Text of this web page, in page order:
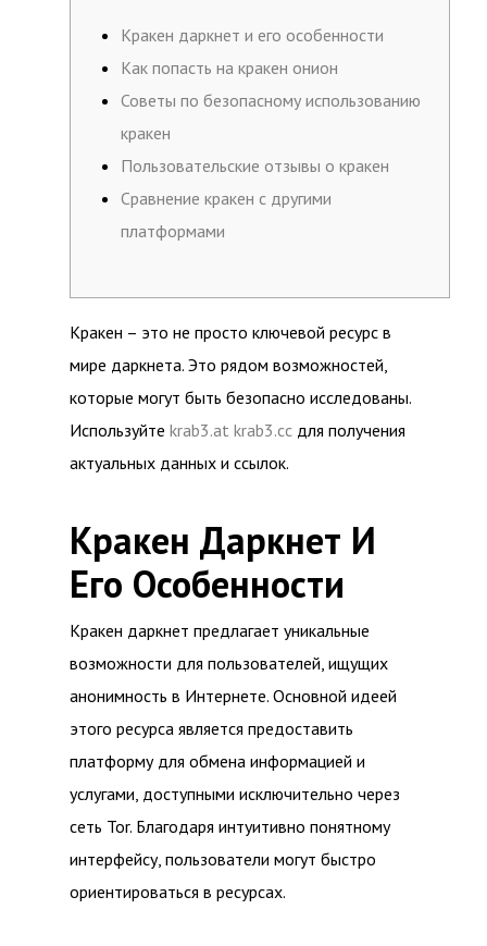
Кракен даркнет и его особенности
Как попасть на кракен онион
Советы по безопасному использованию
кракен
Пользовательские отзывы о кракен
Сравнение кракен с другими
платформами
Кракен – это не просто ключевой ресурс в
мире даркнета. Это рядом возможностей,
которые могут быть безопасно исследованы.
Используйте krab3.at krab3.cc для получения
актуальных данных и ссылок.
Кракен Даркнет И
Его Особенности
Кракен даркнет предлагает уникальные
возможности для пользователей, ищущих
анонимность в Интернете. Основной идеей
этого ресурса является предоставить
платформу для обмена информацией и
услугами, доступными исключительно через
сеть Tor. Благодаря интуитивно понятному
интерфейсу, пользователи могут быстро
ориентироваться в ресурсах.